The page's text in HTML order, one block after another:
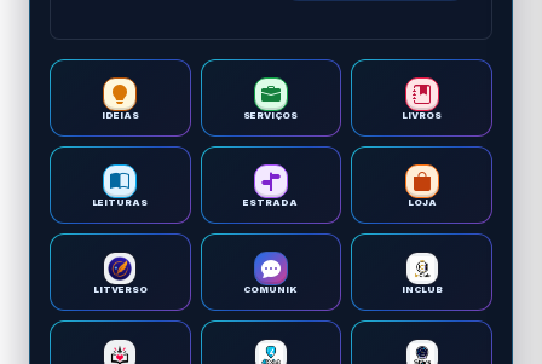
IDEIAS SERVIÇOS LIVROS
LEITURAS ESTRADA LOJA
LITVERSO COMUNIK INCLUB